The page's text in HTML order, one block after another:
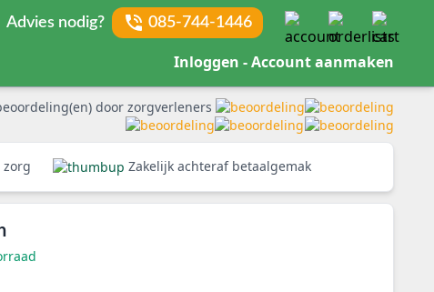
Advies nodig? 085-744-1446
Inloggen - Account aanmaken
door zorgverleners
Zakelijk achteraf betaalgemak